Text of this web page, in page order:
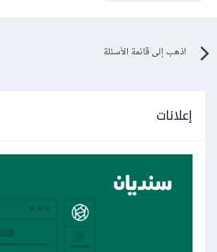
اذهب إلى قائمة الأسئلة
إعلانات